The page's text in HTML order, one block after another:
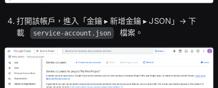
打開該帳戶，進入「金鑰 ▸ 新增金鑰 ▸ JSON」→ 下
載
service-account.json 檔案。